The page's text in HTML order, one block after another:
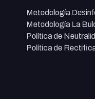
Metodología
Metodología La
Política de
Política de